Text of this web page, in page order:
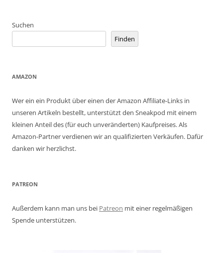
Suchen
Finden
AMAZON
Wer ein ein Produkt über einen der Amazon Affiliate-Links in
unseren Artikeln bestellt, unterstützt den Sneakpod mit einem
kleinen Anteil des (für euch unveränderten) Kaufpreises. Als
Amazon-Partner verdienen wir an qualifizierten Verkäufen. Dafür
danken wir herzlichst.
PATREON
Außerdem kann man uns bei Patreon mit einer regelmäßigen
Spende unterstützen.